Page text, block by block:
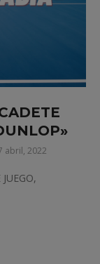
abril, 2022